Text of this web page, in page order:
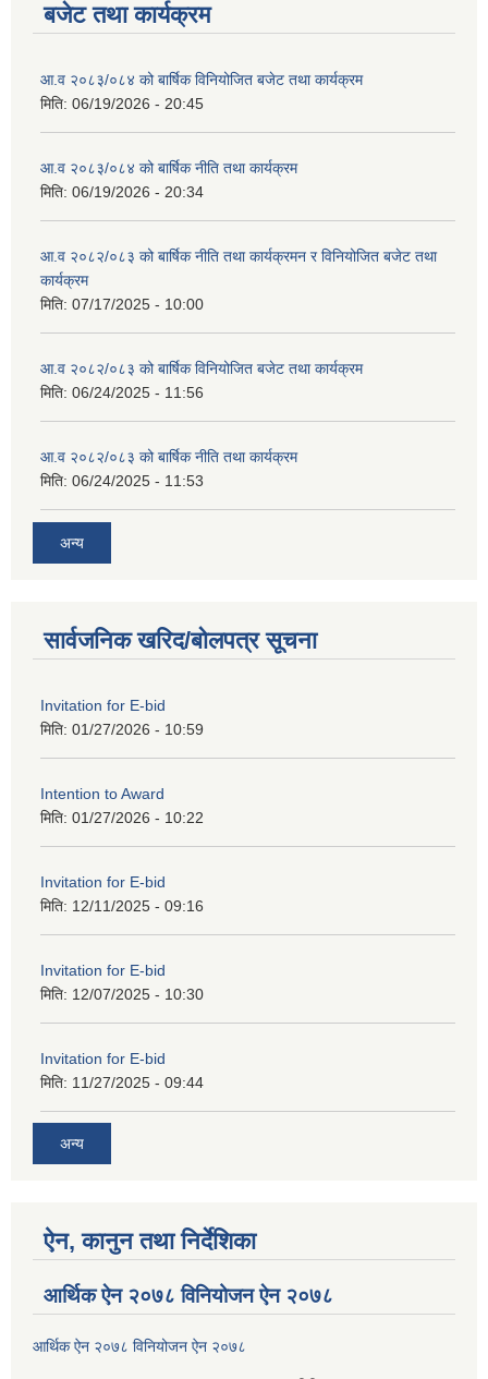
बजेट तथा कार्यक्रम
आ.व २०८३/०८४ को बार्षिक विनियोजित बजेट तथा कार्यक्रम
मिति: 06/19/2026 - 20:45
आ.व २०८३/०८४ को बार्षिक नीति तथा कार्यक्रम
मिति: 06/19/2026 - 20:34
आ.व २०८२/०८३ को बार्षिक नीति तथा कार्यक्रमन र विनियोजित बजेट तथा
कार्यक्रम
मिति: 07/17/2025 - 10:00
आ.व २०८२/०८३ को बार्षिक विनियोजित बजेट तथा कार्यक्रम
मिति: 06/24/2025 - 11:56
आ.व २०८२/०८३ को बार्षिक नीति तथा कार्यक्रम
मिति: 06/24/2025 - 11:53
अन्य
सार्वजनिक खरिद/बोलपत्र सूचना
Invitation for E-bid
मिति: 01/27/2026 - 10:59
Intention to Award
मिति: 01/27/2026 - 10:22
Invitation for E-bid
मिति: 12/11/2025 - 09:16
Invitation for E-bid
मिति: 12/07/2025 - 10:30
Invitation for E-bid
मिति: 11/27/2025 - 09:44
अन्य
ऐन, कानुन तथा निर्देशिका
आर्थिक ऐन २०७८ विनियोजन ऐन २०७८
आर्थिक ऐन २०७८ विनियोजन ऐन २०७८